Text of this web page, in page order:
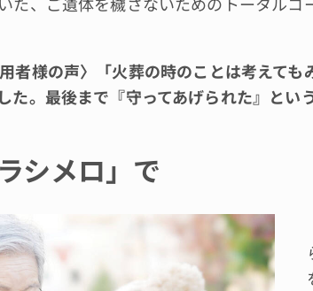
者様の声〉「火葬の時のことは考えても
た。最後まで『守ってあげられた』とい
シメロ」で